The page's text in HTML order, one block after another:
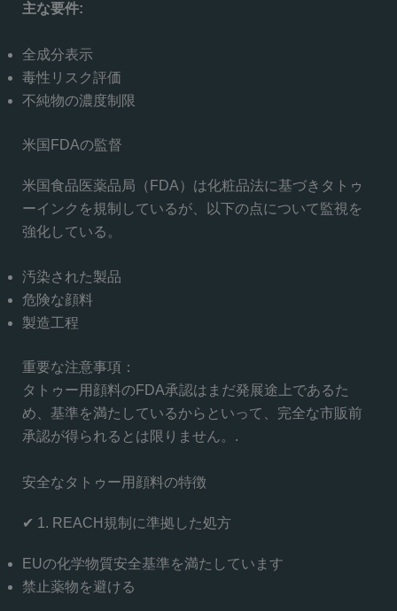
主な要件:
全成分表示
毒性リスク評価
不純物の濃度制限
米国FDAの監督
米国食品医薬品局（FDA）は化粧品法に基づきタトゥ
ーインクを規制しているが、以下の点について監視を
強化している。
汚染された製品
危険な顔料
製造工程
重要な注意事項：
タトゥー用顔料のFDA承認はまだ発展途上であるた
め、基準を満たしているからといって、完全な市販前
承認が得られるとは限りません。.
安全なタトゥー用顔料の特徴
✔ 1. REACH規制に準拠した処方
EUの化学物質安全基準を満たしています
禁止薬物を避ける